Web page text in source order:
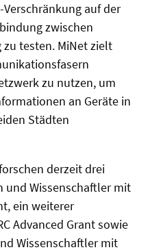
auf der
zwischen
testen. MiNet zielt
zu nutzen, um
an Geräte in
Städten
derzeit drei
und Wissenschaftler mit
ein weiterer
Advanced Grant sowie
Wissenschaftler mit